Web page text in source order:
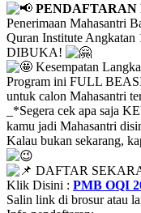
Penerimaan Mahasantri
Quran Institute
DIBUKA!
Kesempatan
Program ini FULL
untuk calon Mahasantri
_*Segera cek apa saja
kamu jadi Mahasantri
Kalau bukan sekarang,
DAFTAR
Klik Disini : PMB OQI
Salin link di brosur atau